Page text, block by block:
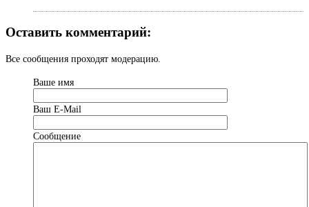
Оставить комментарий:
Все сообщения проходят модерацию.
Ваше имя
Ваш Е-Mail
Сообщение